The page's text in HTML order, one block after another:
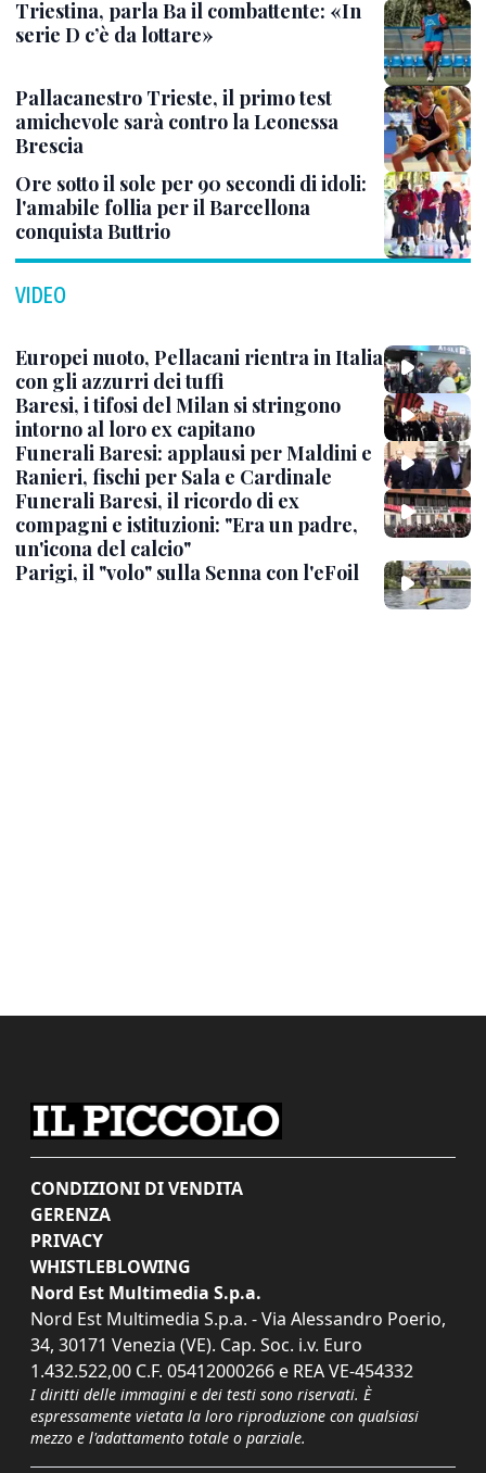
Triestina, parla Ba il combattente: «In
serie D c’è da lottare»
Pallacanestro Trieste, il primo test
amichevole sarà contro la Leonessa
Brescia
Ore sotto il sole per 90 secondi di idoli:
l'amabile follia per il Barcellona
conquista Buttrio
VIDEO
Europei nuoto, Pellacani rientra in Italia
con gli azzurri dei tuffi
Baresi, i tifosi del Milan si stringono
intorno al loro ex capitano
Funerali Baresi: applausi per Maldini e
Ranieri, fischi per Sala e Cardinale
Funerali Baresi, il ricordo di ex
compagni e istituzioni: "Era un padre,
un'icona del calcio"
Parigi, il "volo" sulla Senna con l'eFoil
CONDIZIONI DI VENDITA
GERENZA
PRIVACY
WHISTLEBLOWING
Nord Est Multimedia S.p.a.
Nord Est Multimedia S.p.a. - Via Alessandro Poerio,
34, 30171 Venezia (VE). Cap. Soc. i.v. Euro
1.432.522,00 C.F. 05412000266 e REA VE-454332
I diritti delle immagini e dei testi sono riservati. È
espressamente vietata la loro riproduzione con qualsiasi
mezzo e l'adattamento totale o parziale.